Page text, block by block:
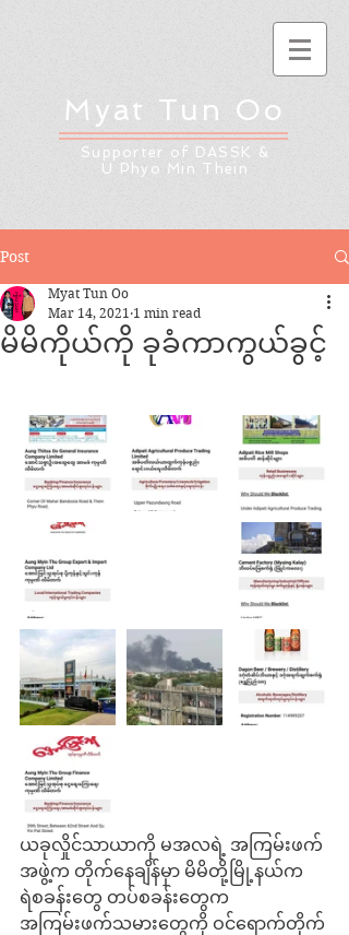
Myat Tun Oo
Supporter of DASSK &
U Phyo Min Thein
Post
မိမိကိုယ်ကို ခုခံကာကွယ်ခွင့်
Myat Tun Oo
Mar 14, 2021 1 min read
ယခုလှိုင်သာယာကို မအလရဲ့ အကြမ်းဖက်
အဖွဲ့က တိုက်နေချိန်မှာ မိမိတို့မြို့နယ်က
ရဲစခန်းတွေ တပ်စခန်းတွေက
အကြမ်းဖက်သမားတွေကို ဝင်ရောက်တိုက်